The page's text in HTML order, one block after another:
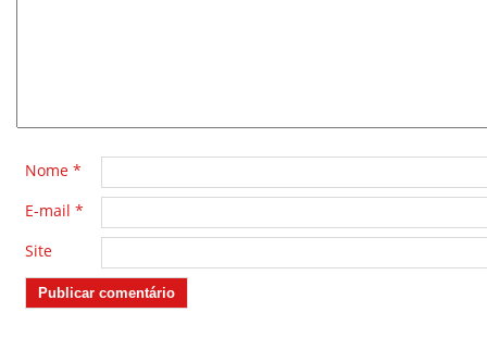
Nome *
E-mail *
Site